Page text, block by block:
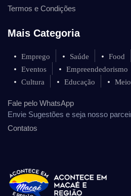
Termos e Condições
Mais Categoria
Emprego Saúde Food
Eventos
Empreendedorismo
Cultura
Educação
Fale pelo WhatsApp
Envie Sugestões e seja nosso
Contatos